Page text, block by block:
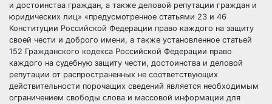
и достоинства граждан, а также деловой репутации граждан и
юридических лиц» «предусмотренное статьями 23 и 46
Конституции Российской Федерации право каждого на защиту
своей чести и доброго имени, а также установленное статьей
152 Гражданского кодекса Российской Федерации право
каждого на судебную защиту чести, достоинства и деловой
репутации от распространенных не соответствующих
действительности порочащих сведений является необходимым
ограничением свободы слова и массовой информации для